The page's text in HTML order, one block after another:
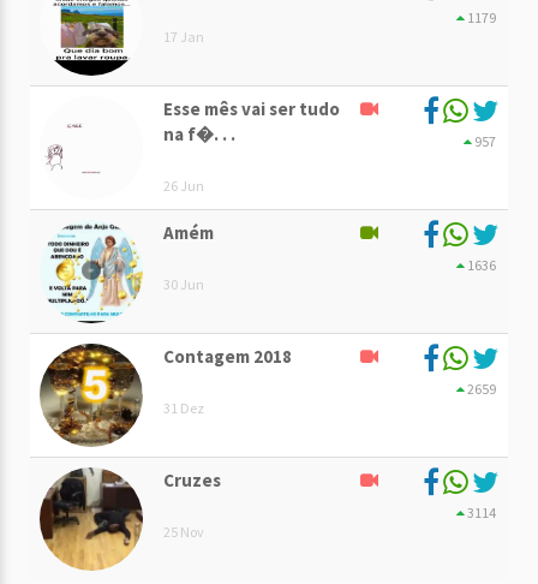
17 Jan
1179
Esse mês vai ser tudo
na f�. . .
26 Jun
957
Amém
30 Jun
1636
Contagem 2018
31 Dez
2659
Cruzes
25 Nov
3114